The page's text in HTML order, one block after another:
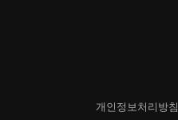
개인정보처리방침